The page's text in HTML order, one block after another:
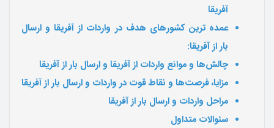
آفریقا
عمده ترین کشورهای هدف در واردات از آفریقا و ارسال
بار از آفریقا:
چالش‌ها و موانع واردات از آفریقا و ارسال بار از آفریقا
مزایا، فرصت‌ها و نقاط قوت در واردات و ارسال بار از آفریقا
مراحل واردات و ارسال بار از آفریقا
سئوالات متداول